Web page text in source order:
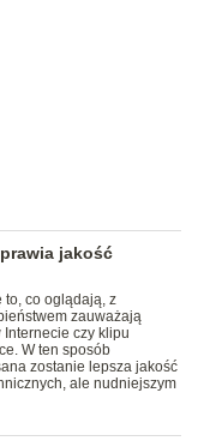
jakość
to, co oglądają, z
zauważają
czy klipu
W ten sposób
zostanie lepsza jakość
ale nudniejszym